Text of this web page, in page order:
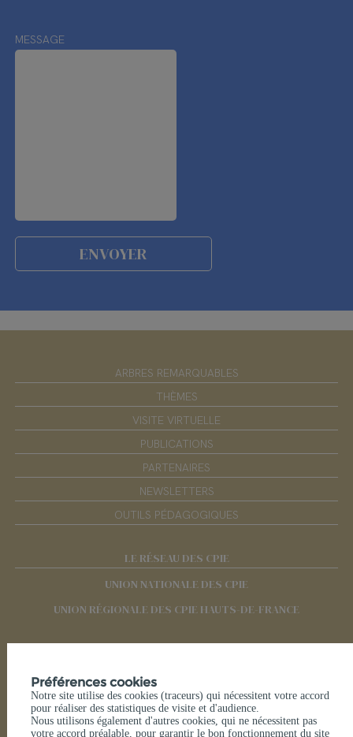
MESSAGE
ARBRES REMARQUABLES
THÈMES
VISITE VIRTUELLE
PUBLICATIONS
PARTENAIRES
NEWSLETTERS
OUTILS PÉDAGOGIQUES
LE RÉSEAU DES CPIE
UNION NATIONALE DES CPIE
UNION RÉGIONALE DES CPIE HAUTS-DE-FRANCE
Préférences cookies
Notre site utilise des cookies (traceurs) qui nécessitent votre accord
pour réaliser des statistiques de visite et d'audience.
Nous utilisons également d'autres cookies, qui ne nécessitent pas
votre accord préalable, pour garantir le bon fonctionnement du site